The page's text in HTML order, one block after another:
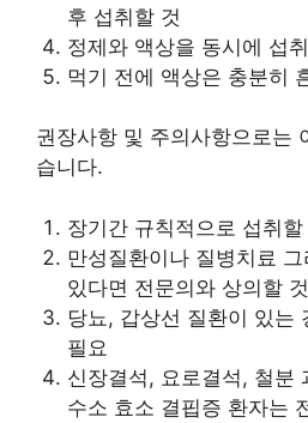
후 섭취할 것
정제와 액상을 동시에 섭
먹기 전에 액상은 충분히
권장사항 및 주의사항으로는
습니다.
장기간 규칙적으로 섭취할
만성질환이나 질병치료
있다면 전문의와 상의할 것
당뇨, 갑상선 질환이 있는
필요
신장결석, 요로결석, 철분
수소 효소 결핍증 환자는